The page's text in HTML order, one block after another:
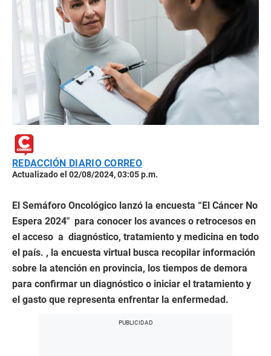
REDACCIÓN DIARIO CORREO
Actualizado el 02/08/2024, 03:05 p.m.
El Semáforo Oncológico lanzó la encuesta “El Cáncer No
Espera 2024″ para conocer los avances o retrocesos en
el acceso a diagnóstico, tratamiento y medicina en todo
el país. , la encuesta virtual busca recopilar información
sobre la atención en provincia, los tiempos de demora
para confirmar un diagnóstico o iniciar el tratamiento y
el gasto que representa enfrentar la enfermedad.